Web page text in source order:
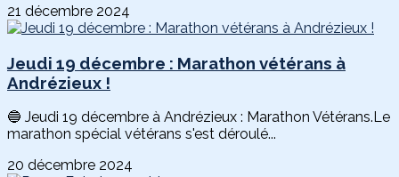
21 décembre 2024
Jeudi 19 décembre : Marathon vétérans à
Andrézieux !
🔵 Jeudi 19 décembre à Andrézieux : Marathon Vétérans.Le
marathon spécial vétérans s'est déroulé...
20 décembre 2024